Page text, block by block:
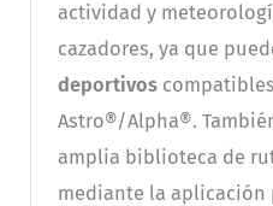
actividad y
cazadores, ya que
deportivos
Astro®/Alpha®.
amplia biblioteca de
mediante la aplicación